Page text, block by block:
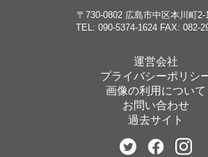
〒730-0802 広島市中区本川町2-
TEL: 090-5374-1624 FAX: 082-
運営会社
プライバシーポリシ
画像の利用について
お問い合わせ
過去サイト